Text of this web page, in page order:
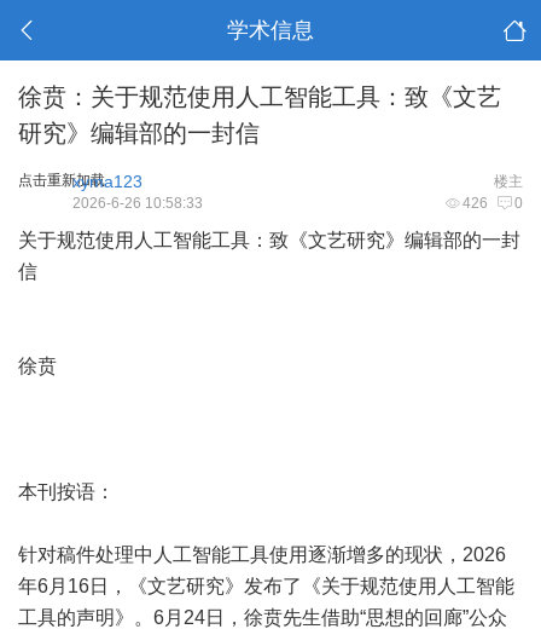
学术信息
徐贲：关于规范使用人工智能工具：致《文艺
研究》编辑部的一封信
点击重新加载 楼主
xyma123
426 0
2026-6-26 10:58:33
关于规范使用人工智能工具：致《文艺研究》编辑部的一封
信
徐贲
本刊按语：
针对稿件处理中人工智能工具使用逐渐增多的现状，2026
年6月16日，《文艺研究》发布了《关于规范使用人工智能
工具的声明》。6月24日，徐贲先生借助“思想的回廊”公众